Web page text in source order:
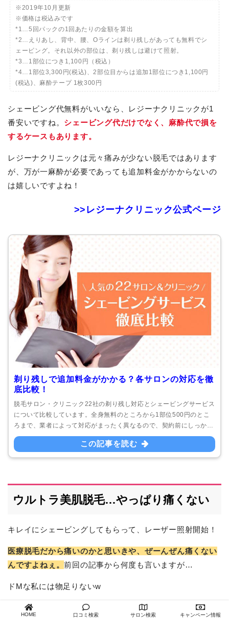
※2019年10月更新
※価格は税込みです
*1…5回パックの1回あたりの金額を算出
*2…えりあし、背中、腰、Oラインは剃り残しがあっても無料でシ
ェービング。それ以外の部位は、剃り残しは避けて照射。
*3…1部位につき1,100円（税込）
*4…1部位3,300円(税込)、2部位目からは追加1部位につき1,100円
(税込)、麻酔テープ 1枚300円
シェービング代無料がいいなら、レジーナクリニックが1
番安いですね。 シェービング代だけでなく、麻酔代で損を
するケースもあります。
レジーナクリニックは元々痛みが少ない脱毛ではあります
が、万が一麻酔が必要であっても追加料金がかからないの
は嬉しいですよね！
>>レジーナクリニック公式ページ
剃り残しで追加料金がかかる？各サロンの対応を徹
底比較！
脱毛サロン・クリニック22社の剃り残し対応とシェービングサービス
について比較しています。全身無料のところから1部位500円のとこ
ろまで、業者によって対応がまったく異なるので、契約前にしっかり
と調べておきたいですね。今回は各社担当者に直接問い合わせていま
すので、より正確な情報をお伝えしています。ぜひ参考にしてみて下
さい。
この記事を読む
ウルトラ美肌脱毛…やっぱり痛くない
キレイにシェービングしてもらって、レーザー照射開始！
医療脱毛だから痛いのかと思いきや、ぜーんぜん痛くない
んですよねぇ。前回の記事から何度も言いますが…
ドМな私には物足りないw
Vラインがちょっと熱いな～って思う事があるくらいで、
HOME 口コミ検索 サロン検索 キャンペーン情報